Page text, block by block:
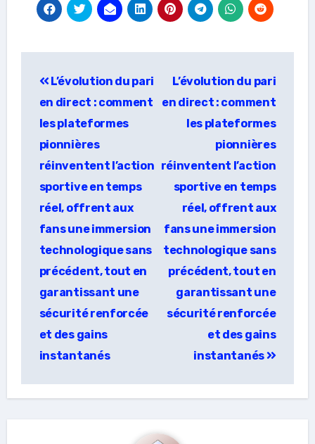
เรื่อง
L’évolution du pari
en direct : comment
les plateformes
pionnières
réinventent l’action
sportive en temps
réel, offrent aux
fans une immersion
technologique sans
précédent, tout en
garantissant une
sécurité renforcée
et des gains
instantanés
L’évolution du pari
en direct : comment
les plateformes
pionnières
réinventent l’action
sportive en temps
réel, offrent aux
fans une immersion
technologique sans
précédent, tout en
garantissant une
sécurité renforcée
et des gains
instantanés